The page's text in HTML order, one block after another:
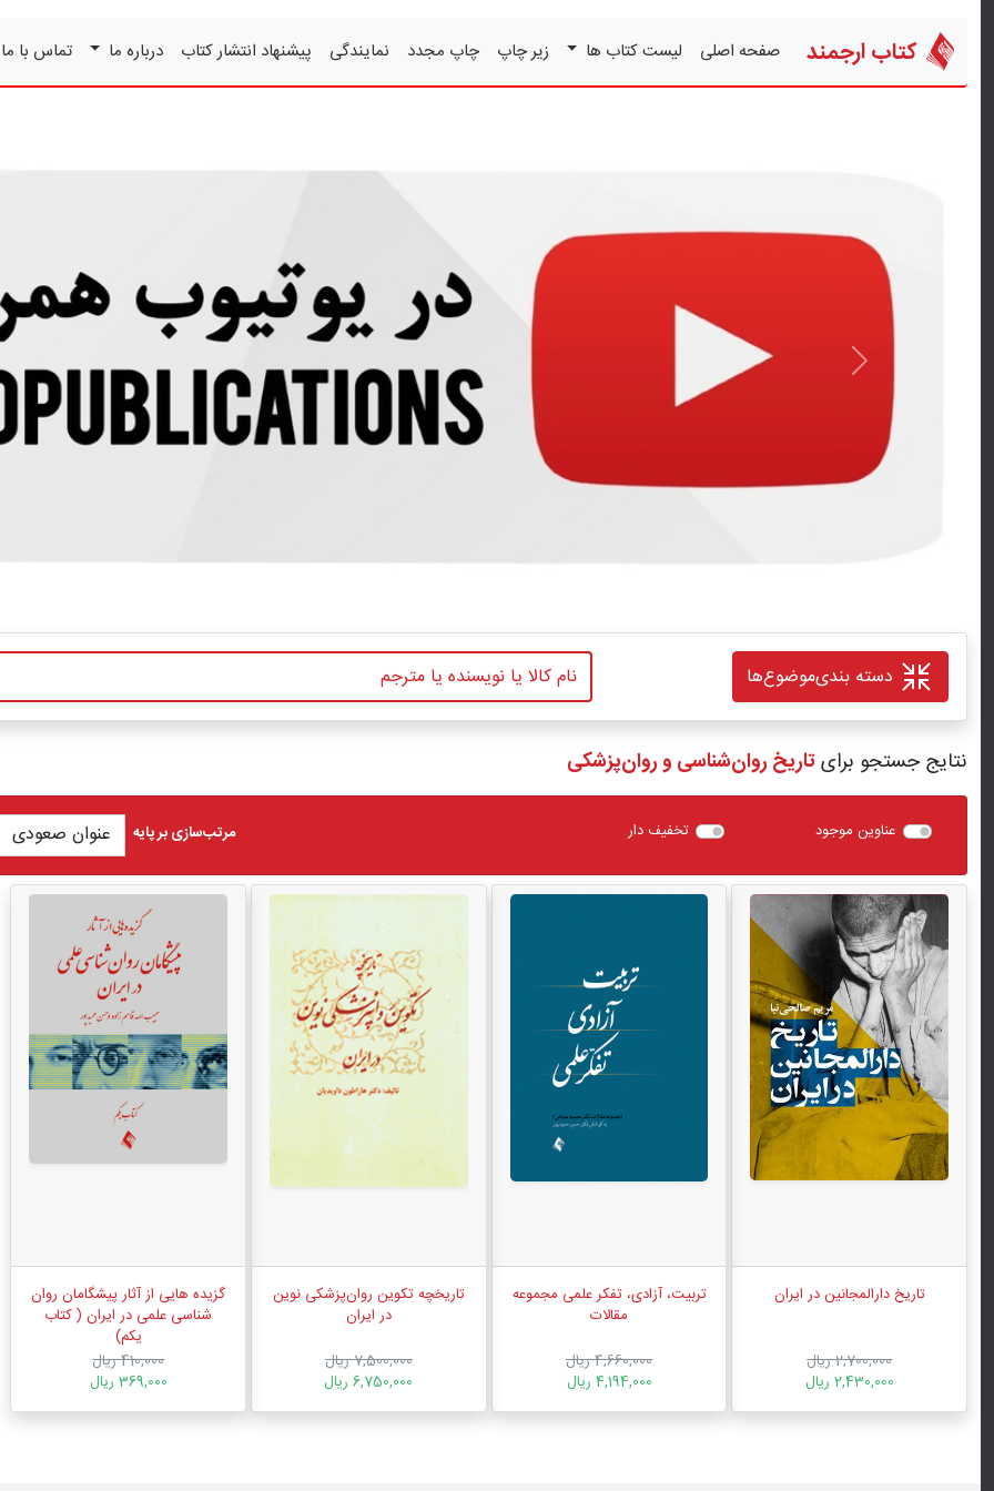
کتاب ارجمند صفحه اصلی لیست کتاب ها زیر چاپ چاپ مجدد نمایندگی پیشنهاد انتشار کتاب درباره ما تماس با
قبلی
دسته بندیموضوع‌ها
نتایج جستجو برایتاریخ روان‌شناسی و روان‌پزشکی
عناوین موجود تخفیف دار مرتب‌سازی بر پایه
تاریخ دارالمجانین در ایران
2,700,000 ریال
2,430,000 ریال
تربیت، آزادی، تفکر علمی مجموعه
مقالات
4,660,000 ریال
4,194,000 ریال
تاریخچه تکوین روان‌پزشکی نوین
در ایران
7,500,000 ریال
6,750,000 ریال
گزیده هایی از آثار پیشگامان روان
شناسی علمی در ایران ( کتاب
یکم)
410,000 ریال
369,000 ریال